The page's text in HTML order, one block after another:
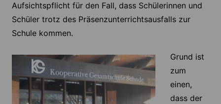
Aufsichtspflicht für den Fall, dass Schülerinnen und
Schüler trotz des Präsenzunterrichtsausfalls zur
Schule kommen.
Grund ist
zum
einen,
dass der